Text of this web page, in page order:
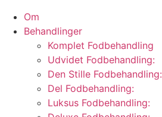
Om
Behandlinger
Komplet Fodbehandling
Udvidet Fodbehandling:
Den Stille Fodbehandling:
Del Fodbehandling:
Luksus Fodbehandling: